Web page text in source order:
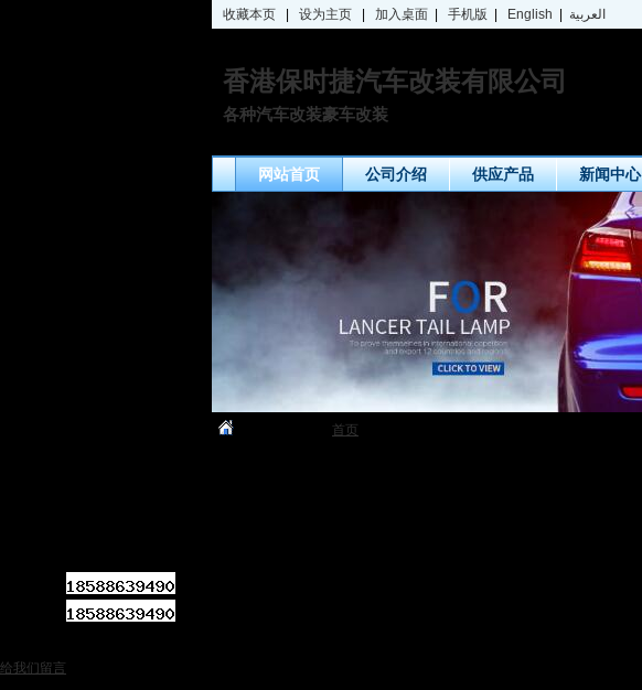
收藏本页 设为主页 加入桌面 手机版 English العربية
香港保时捷汽车改装有限公司
各种汽车改装豪车改装
网站首页 公司介绍 供应产品 新闻中心
首页
给我们留言